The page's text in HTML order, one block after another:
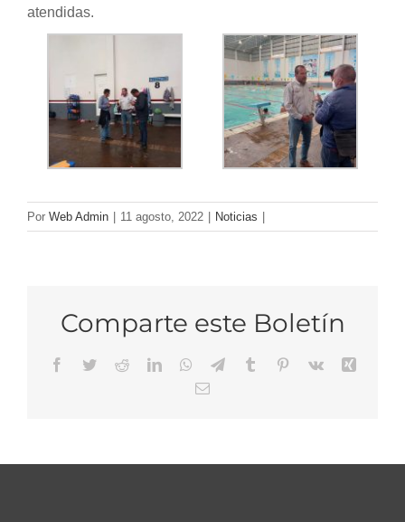
atendidas.
Por Web Admin 11 agosto, 2022 Noticias
Comparte este Boletín
Facebook
TwitterRedditLinkedInWhatsApp
TelegramTumblr Pinterest
Vk
Xing
Email